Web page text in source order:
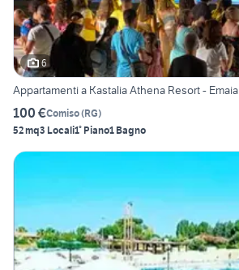
6
Appartamenti a Kastalia Athena Resort - Emaia
100 €Comiso(RG)
52 mq3 Locali1° Piano1 Bagno